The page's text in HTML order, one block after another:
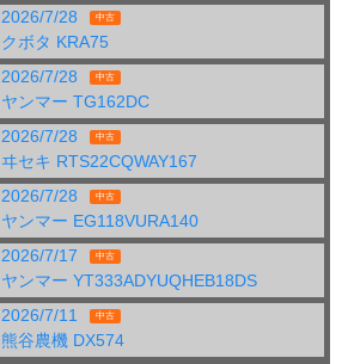
2026/7/28
中古
クボタ KRA75
2026/7/28
中古
ヤンマー TG162DC
2026/7/28
中古
ヰセキ RTS22CQWAY167
2026/7/28
中古
ヤンマー EG118VURA140
2026/7/17
中古
ヤンマー YT333ADYUQHEB18DS
2026/7/11
中古
熊谷農機 DX574